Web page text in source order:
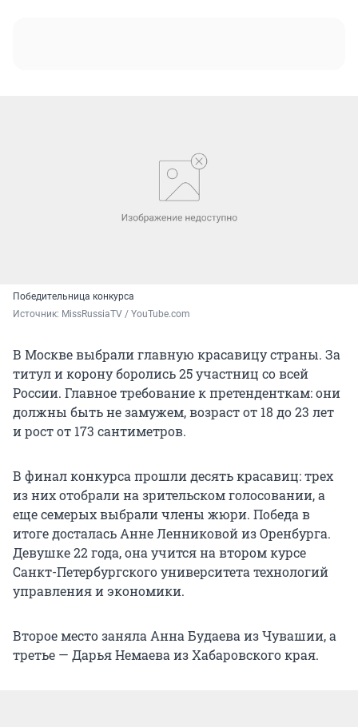
Победительница конкурса
Источник: MissRussiaTV / YouTube.com
В Москве выбрали главную красавицу страны. За
титул и корону боролись 25 участниц со всей
России. Главное требование к претенденткам: они
должны быть не замужем, возраст от 18 до 23 лет
и рост от 173 сантиметров.
В финал конкурса прошли десять красавиц: трех
из них отобрали на зрительском голосовании, а
еще семерых выбрали члены жюри. Победа в
итоге досталась Анне Ленниковой из Оренбурга.
Девушке 22 года, она учится на втором курсе
Санкт-Петербургского университета технологий
управления и экономики.
Второе место заняла Анна Будаева из Чувашии, а
третье — Дарья Немаева из Хабаровского края.